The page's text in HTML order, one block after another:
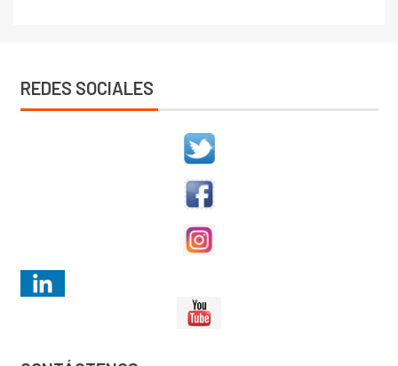
REDES SOCIALES